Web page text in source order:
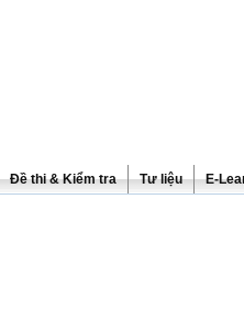
Đề thi & Kiểm tra Tư liệu E-